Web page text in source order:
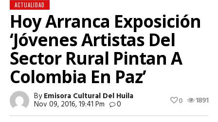
ACTUALIDAD
Hoy Arranca Exposición
‘Jóvenes Artistas Del
Sector Rural Pintan A
Colombia En Paz’
ByEmisora Cultural Del Huila
Nov 09, 2016, 19:41 Pm 0 1891
0